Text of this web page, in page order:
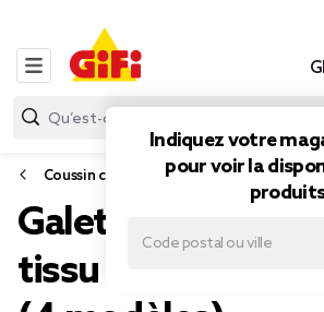
Indiquez votre
pour voir la
Coussin chaise
Galette de chaise
tissu motif Noël